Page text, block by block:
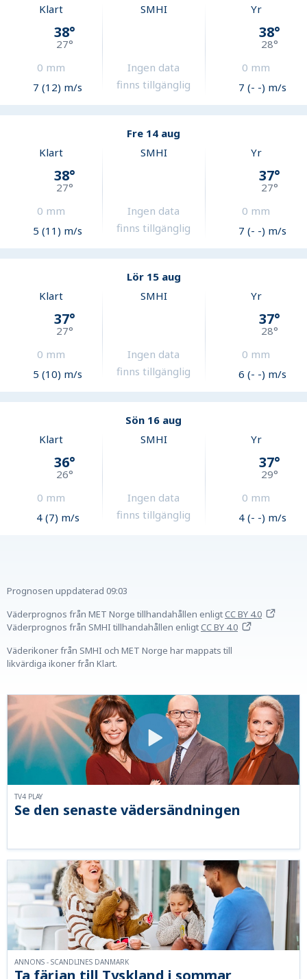
Klart
38°
27°
0 mm
7 (12) m/s
SMHI
Ingen data
finns tillgänglig
Yr
38°
28°
0 mm
7 (- -) m/s
Fre 14 aug
Klart
38°
27°
0 mm
5 (11) m/s
SMHI
Ingen data
finns tillgänglig
Yr
37°
27°
0 mm
7 (- -) m/s
Lör 15 aug
Klart
37°
27°
0 mm
5 (10) m/s
SMHI
Ingen data
finns tillgänglig
Yr
37°
28°
0 mm
6 (- -) m/s
Sön 16 aug
Klart
36°
26°
0 mm
4 (7) m/s
SMHI
Ingen data
finns tillgänglig
Yr
37°
29°
0 mm
4 (- -) m/s
Prognosen uppdaterad 09:03
Väderprognos från MET Norge tillhandahållen enligtCC BY 4.0
Väderprognos från SMHI tillhandahållen enligtCC BY 4.0
Väderikoner från SMHI och MET Norge har mappats till
likvärdiga ikoner från Klart.
Se den senaste vädersändningen
TV4 PLAY
ANNONS - SCANDLINES DANMARK